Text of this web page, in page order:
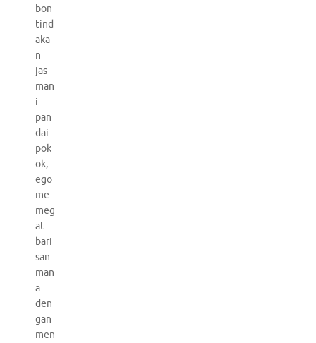
bon
tind
aka
n
jas
man
i
pan
dai
pok
ok,
ego
me
meg
at
bari
san
man
a
den
gan
men